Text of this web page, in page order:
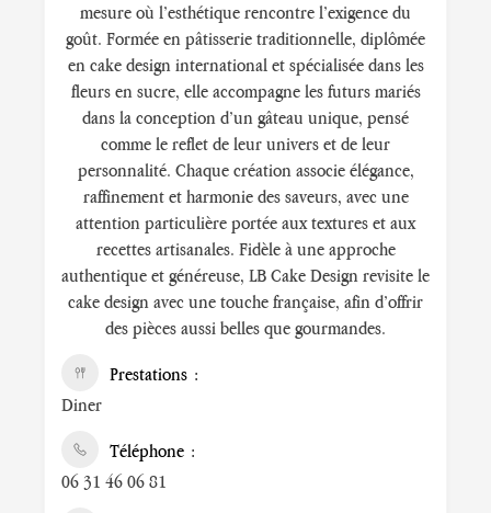
mesure où l’esthétique rencontre l’exigence du
goût. Formée en pâtisserie traditionnelle, diplômée
en cake design international et spécialisée dans les
fleurs en sucre, elle accompagne les futurs mariés
dans la conception d’un gâteau unique, pensé
comme le reflet de leur univers et de leur
personnalité. Chaque création associe élégance,
raffinement et harmonie des saveurs, avec une
attention particulière portée aux textures et aux
recettes artisanales. Fidèle à une approche
authentique et généreuse, LB Cake Design revisite le
cake design avec une touche française, afin d’offrir
des pièces aussi belles que gourmandes.
Prestations
Diner
Téléphone
06 31 46 06 81